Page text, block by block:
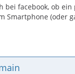
bei facebook, ob
Smartphone (oder